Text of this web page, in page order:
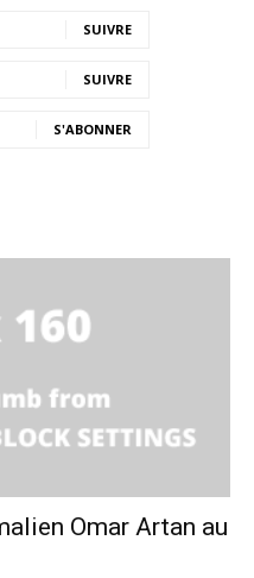
SUIVRE
SUIVRE
S'ABONNER
Omar Artan au